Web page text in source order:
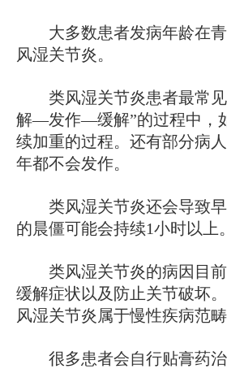
大多数患者发病年龄在青
风湿关节炎。
类风湿关节炎患者最常见
解—发作—缓解”的过程中，
续加重的过程。还有部分病
年都不会发作。
类风湿关节炎还会导致早
的晨僵可能会持续1小时以上
类风湿关节炎的病因目前
缓解症状以及防止关节破坏
风湿关节炎属于慢性疾病范畴
很多患者会自行贴膏药治